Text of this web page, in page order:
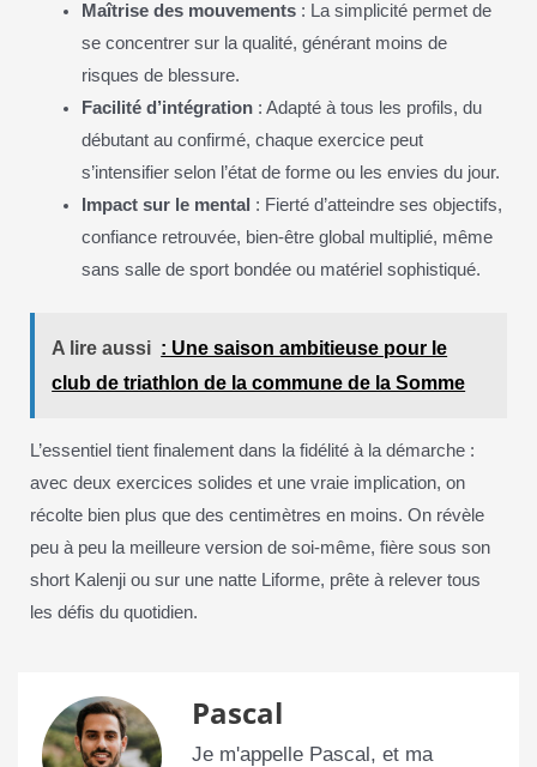
Maîtrise des mouvements : La simplicité permet de
se concentrer sur la qualité, générant moins de
risques de blessure.
Facilité d’intégration : Adapté à tous les profils, du
débutant au confirmé, chaque exercice peut
s’intensifier selon l’état de forme ou les envies du jour.
Impact sur le mental : Fierté d’atteindre ses objectifs,
confiance retrouvée, bien-être global multiplié, même
sans salle de sport bondée ou matériel sophistiqué.
A lire aussi : Une saison ambitieuse pour le
club de triathlon de la commune de la Somme
L’essentiel tient finalement dans la fidélité à la démarche :
avec deux exercices solides et une vraie implication, on
récolte bien plus que des centimètres en moins. On révèle
peu à peu la meilleure version de soi-même, fière sous son
short Kalenji ou sur une natte Liforme, prête à relever tous
les défis du quotidien.
Pascal
Je m'appelle Pascal, et ma